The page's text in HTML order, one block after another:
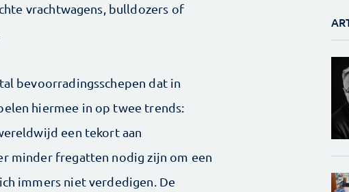
vrachtwagens, bulldozers of
bevoorradingsschepen dat in
hiermee in op twee trends:
een tekort aan
minder fregatten ­nodig zijn om een
immers niet verdedigen. De